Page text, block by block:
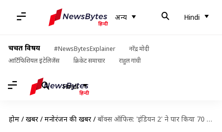
अन्य Hindi
चर्चित विषय #NewsBytesExplainer
नरेंद्र मोदी
आर्टिफिशियल इंटेलिजेंस
क्रिकेट समाचार राहुल गांधी
Hindi
होम / खबरें / मनोरंजन की खबरें / बॉक्स ऑफिस: 'इंडियन 2' ने पार किया 70 करोड़ रुपये की कमाई का आंकड़ा